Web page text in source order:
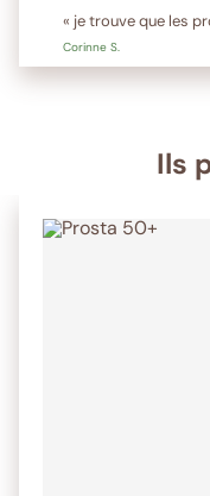
« je trouve que les
Corinne S.
Ils